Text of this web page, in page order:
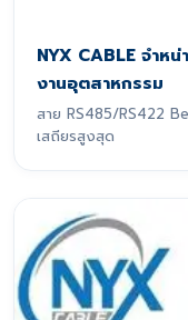
NYX CABLE จำห
งานอุตสาหกรรม
สาย RS485/RS422
เสถียรสูงสุด